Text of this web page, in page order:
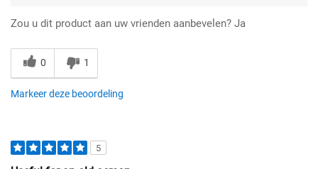
Zou u dit product aan uw vrienden aanbevelen? Ja
0 1
Markeer deze beoordeling
5